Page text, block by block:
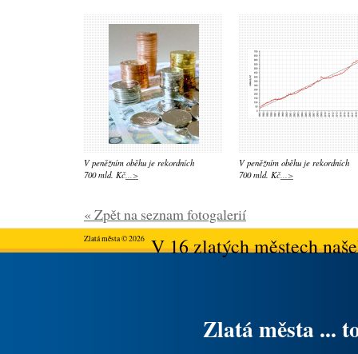
V peněžním oběhu je rekordních
700 mld. Kč...>
V peněžním oběhu je rekordních
700 mld. Kč...>
« Zpět na seznam fotogalerií
Zlatá města © 2026V 16 zlatých městech
Zlatá města ...